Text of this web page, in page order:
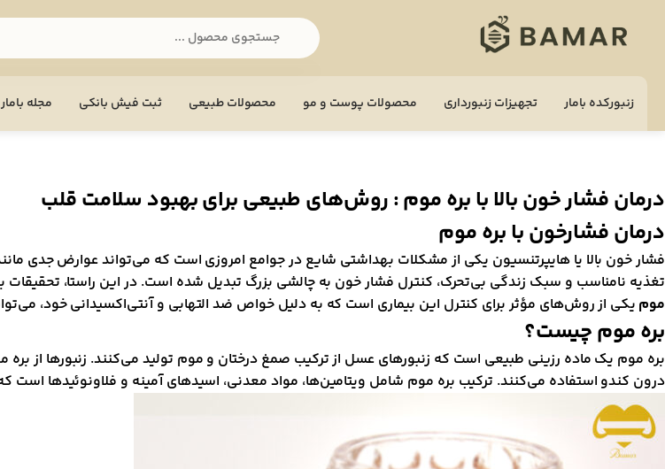
زنبورکده بامار تجهيزات زنبورداری محصولات پوست و مو محصولات طبیعی ثبت فیش بانکی مجله بامار
درمان فشار خون بالا با بره موم : روش‌های طبیعی برای بهبود سلامت قلب
درمان فشارخون با بره موم
فشار خون بالا یا هایپرتنسیون یکی از مشکلات بهداشتی شایع در جوامع امروزی است که می‌تواند عوارض جدی
تغذیه نامناسب و سبک زندگی بی‌تحرک، کنترل فشار خون به چالشی بزرگ تبدیل شده است. در این راستا،
موم یکی از روش‌های مؤثر برای کنترل این بیماری است که به دلیل خواص ضد التهابی و آنتی‌اکسیدانی خود،
بره موم چیست؟
بره موم یک ماده رزینی طبیعی است که زنبورهای عسل از ترکیب صمغ درختان و موم تولید می‌کنند. زنبورها از
درون کندو استفاده می‌کنند. ترکیب بره موم شامل ویتامین‌ها، مواد معدنی، اسیدهای آمینه و فلاونوئیدها است